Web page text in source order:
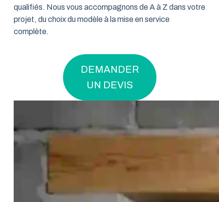
qualifiés. Nous vous accompagnons de A à Z dans votre
projet, du choix du modèle à la mise en service
complète.
DEMANDER
UN DEVIS